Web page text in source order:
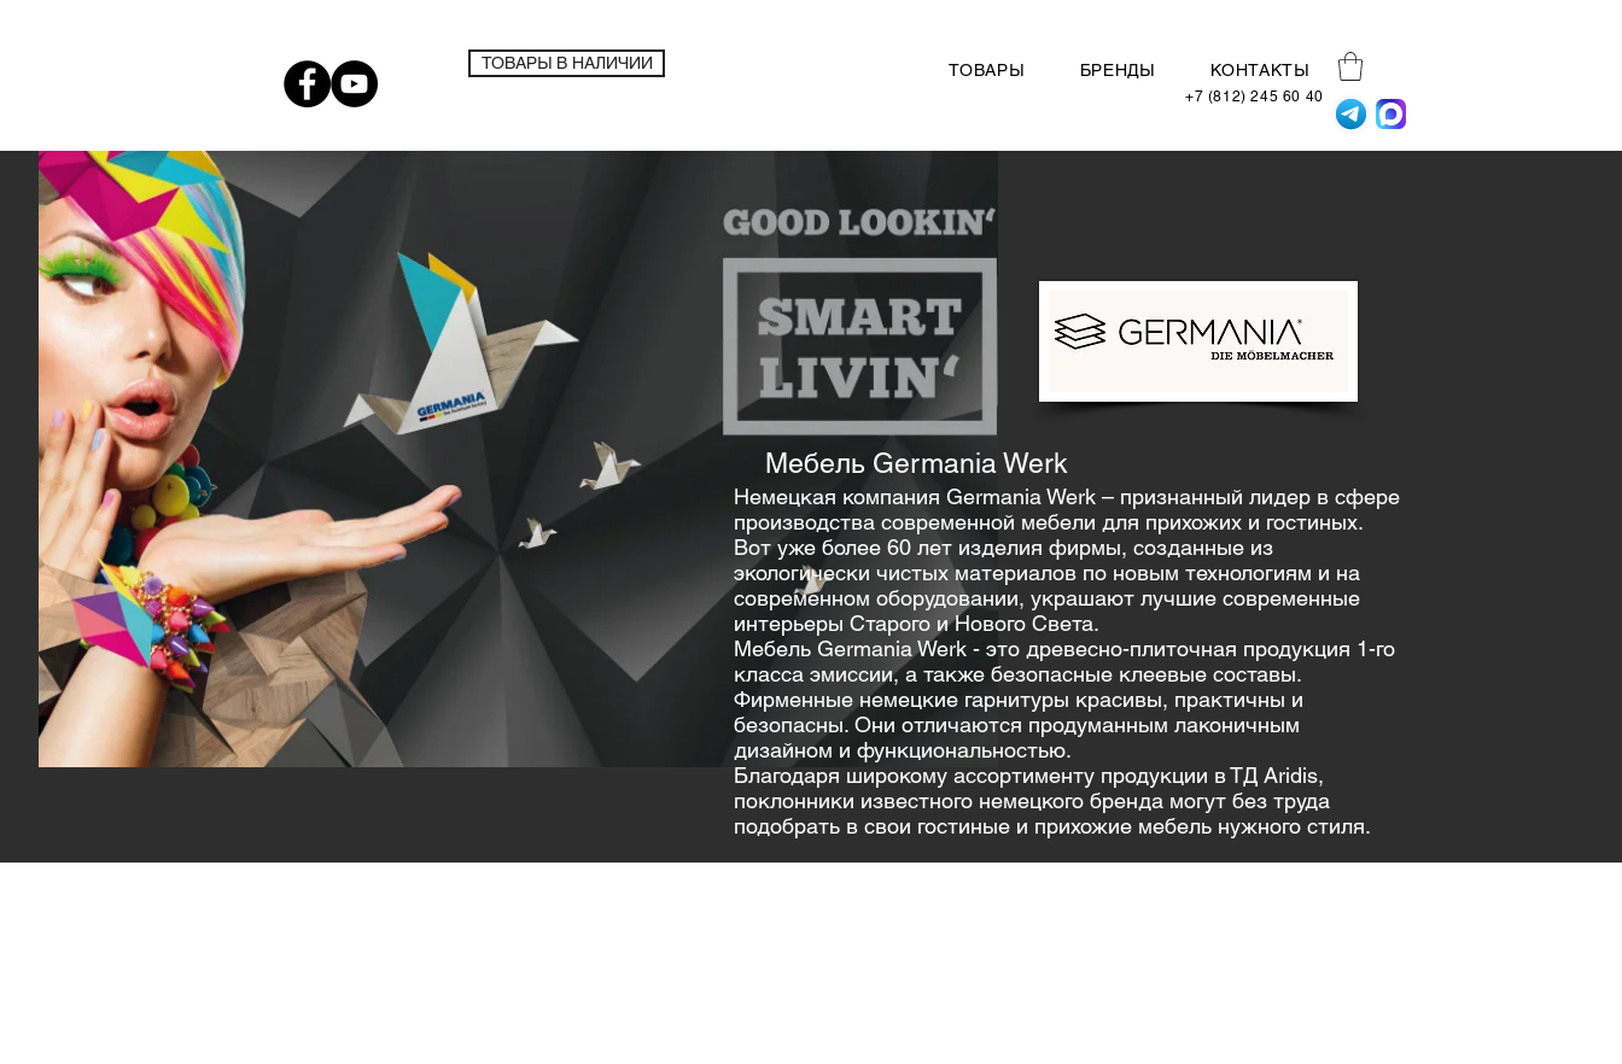
ТОВАРЫ В НАЛИЧИИ ТОВАРЫ БРЕНДЫ КОНТАКТЫ
+7 (812) 245 60 40
Немецкая компания Germania Werk – признанный лидер в сфере
производства современной мебели для прихожих и гостиных.
Вот уже более 60 лет изделия фирмы, созданные из
экологически чистых материалов по новым технологиям и на
современном оборудовании, украшают лучшие современные
интерьеры Старого и Нового Света.
Мебель Germania Werk - это древесно-плиточная продукция 1-го
класса эмиссии, а также безопасные клеевые составы.
Фирменные немецкие гарнитуры красивы, практичны и
безопасны. Они отличаются продуманным лаконичным
дизайном и функциональностью.
Благодаря широкому ассортименту продукции в ТД Aridis,
поклонники известного немецкого бренда могут без труда
подобрать в свои гостиные и прихожие мебель нужного стиля.
Мебель Germania Werk